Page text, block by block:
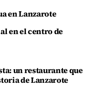
en Lanzarote
en el centro de
un restaurante que
de Lanzarote